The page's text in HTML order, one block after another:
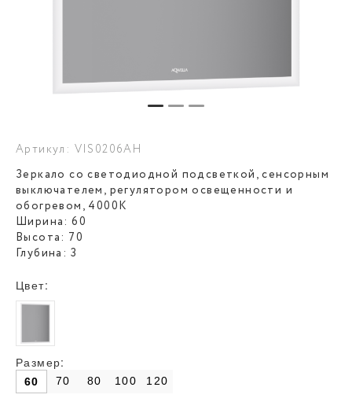
Артикул: VIS0206AH
Зеркало со светодиодной подсветкой, сенсорным
выключателем, регулятором освещенности и
обогревом, 4000К
Ширина: 60
Высота: 70
Глубина: 3
Цвет:
Размер:
60 70 80 100 120